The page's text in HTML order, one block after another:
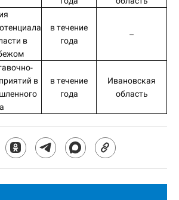
в
в течение
года
–
в
в течение
года
Ивановская
область